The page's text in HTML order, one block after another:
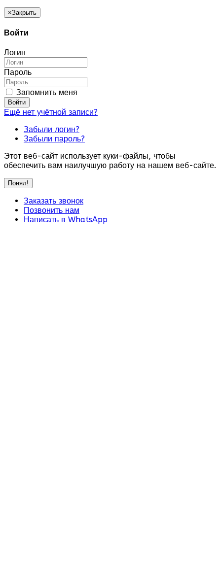
×Закрыть
Войти
Логин
Пароль
Запомнить меня
Войти
Ещё нет учётной записи?
Забыли логин?
Забыли пароль?
Этот веб-сайт использует куки-файлы, чтобы
обеспечить вам наилучшую работу на нашем веб-сайте.
Понял!
Заказать звонок
Позвонить нам
Написать в WhatsApp